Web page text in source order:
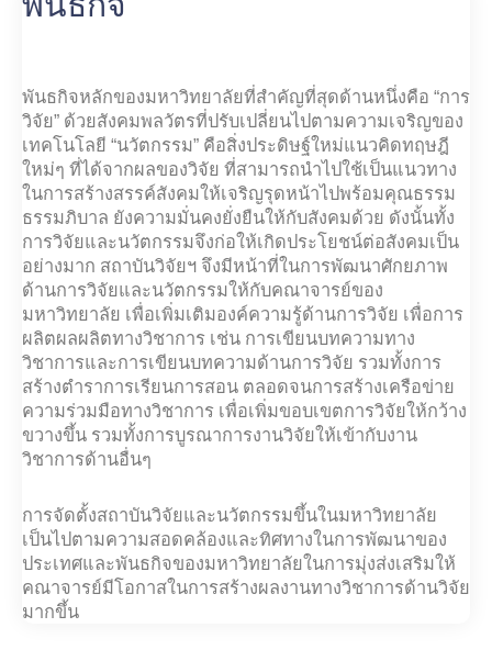
พันธกิจหลักของมหาวิทยาลัยที่สำคัญที่สุดด้านหนึ่งคือ “การ
วิจัย” ด้วยสังคมพลวัตรที่ปรับเปลี่ยนไปตามความเจริญของ
เทคโนโลยี “นวัตกรรม” คือสิ่งประดิษฐ์ใหม่แนวคิดทฤษฎี
ใหม่ๆ ที่ได้จากผลของวิจัย ที่สามารถนำไปใช้เป็นแนวทาง
ในการสร้างสรรค์สังคมให้เจริญรุดหน้าไปพร้อมคุณธรรม
ธรรมภิบาล ยังความมั่นคงยั่งยืนให้กับสังคมด้วย ดังนั้นทั้ง
การวิจัยและนวัตกรรมจึงก่อให้เกิดประโยชน์ต่อสังคมเป็น
อย่างมาก สถาบันวิจัยฯ จึงมีหน้าที่ในการพัฒนาศักยภาพ
ด้านการวิจัยและนวัตกรรมให้กับคณาจารย์ของ
มหาวิทยาลัย เพื่อเพิ่มเติมองค์ความรู้ด้านการวิจัย เพื่อการ
ผลิตผลผลิตทางวิชาการ เช่น การเขียนบทความทาง
วิชาการและการเขียนบทความด้านการวิจัย รวมทั้งการ
สร้างตำราการเรียนการสอน ตลอดจนการสร้างเครือข่าย
ความร่วมมือทางวิชาการ เพื่อเพิ่มขอบเขตการวิจัยให้กว้าง
ขวางขึ้น รวมทั้งการบูรณาการงานวิจัยให้เข้ากับงาน
วิชาการด้านอื่นๆ
การจัดตั้งสถาบันวิจัยและนวัตกรรมขึ้นในมหาวิทยาลัย
เป็นไปตามความสอดคล้องและทิศทางในการพัฒนาของ
ประเทศและพันธกิจของมหาวิทยาลัยในการมุ่งส่งเสริมให้
คณาจารย์มีโอกาสในการสร้างผลงานทางวิชาการด้านวิจัย
มากขึ้น